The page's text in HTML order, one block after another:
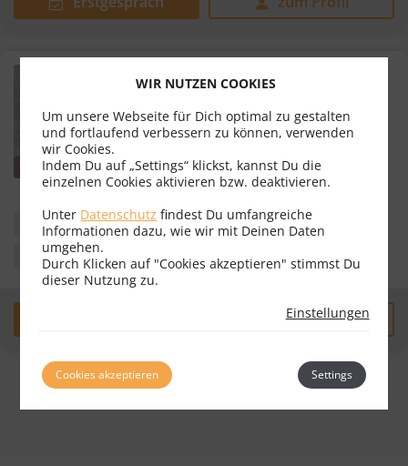
MMag. Michael Sommer
9020 Klagenfurt
9Bewertungen
Medienrecht Erbrecht
Gesellschaftsrecht
Wirtschaftsrecht
Wirtschaftsstrafrecht
zum Profil
WIR NUTZEN COOKIES
Um unsere Webseite für Dich optimal zu gestalten
und fortlaufend verbessern zu können, verwenden
wir Cookies.
Indem Du auf „Settings“ klickst, kannst Du die
einzelnen Cookies aktivieren bzw. deaktivieren.
Unter Datenschutz findest Du umfangreiche
Informationen dazu, wie wir mit Deinen Daten
umgehen.
Durch Klicken auf "Cookies akzeptieren" stimmst Du
dieser Nutzung zu.
Einstellungen
Cookies akzeptieren Settings